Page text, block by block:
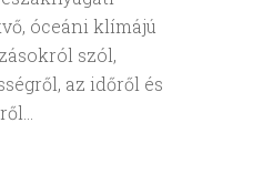
óceáni klímájú
szól,
az időről és